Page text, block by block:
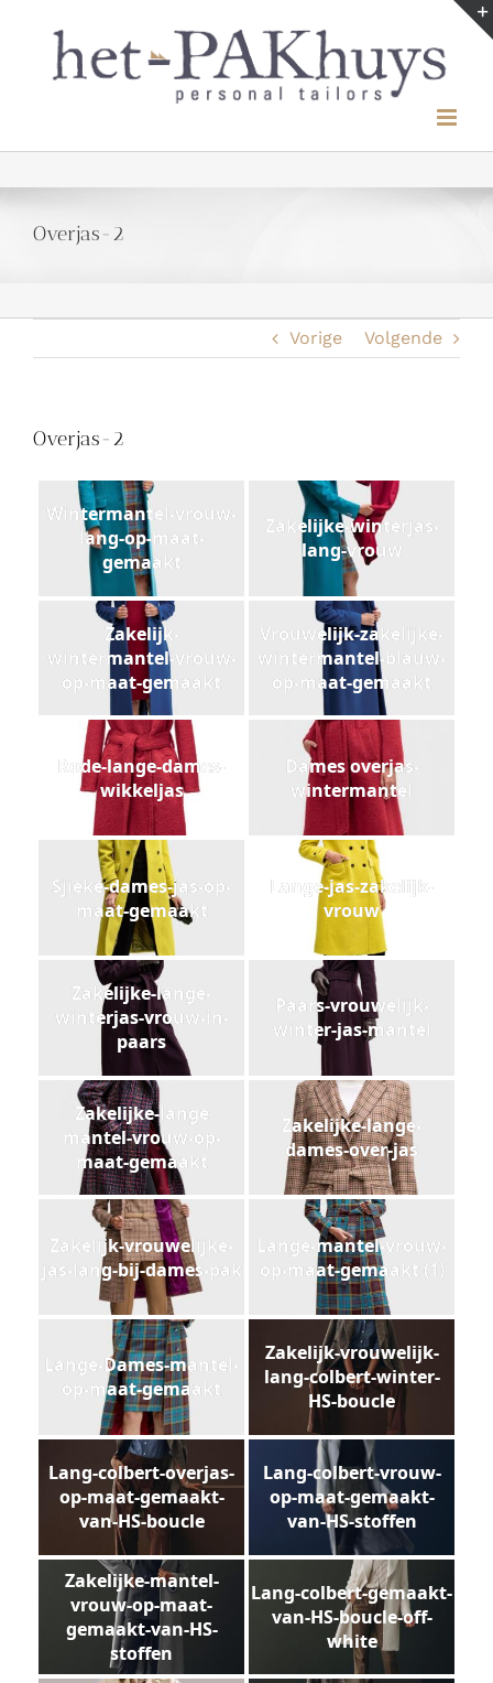
inhoud
Overjas-2
Vorige Volgende
Overjas-2
Wintermantel-vrouw-
lang-op-maat-
gemaakt
Zakelijke-winterjas-
lang-vrouw
Zakelijk-
wintermantel-vrouw-
op-maat-gemaakt
Vrouwelijk-zakelijke-
wintermantel-blauw-
op-maat-gemaakt
Rode-lange-dames-
wikkeljas
Dames overjas-
wintermantel
Sjieke-dames-jas-op-
maat-gemaakt
Lange-jas-zakelijk-
vrouw
Zakelijke-lange-
winterjas-vrouw-in-
paars
Paars-vrouwelijk-
winter-jas-mantel
Zakelijke-lange
mantel-vrouw-op-
maat-gemaakt
Zakelijke-lange-
dames-over-jas
Zakelijk-vrouwelijke-
jas-lang-bij-dames-pak
Lange-mantel-vrouw-
op-maat-gemaakt (1)
Lange-Dames-mantel-
op-maat-gemaakt
Zakelijk-vrouwelijk-
lang-colbert-winter-
HS-boucle
Lang-colbert-overjas-
op-maat-gemaakt-
van-HS-boucle
Lang-colbert-vrouw-
op-maat-gemaakt-
van-HS-stoffen
Zakelijke-mantel-
vrouw-op-maat-
gemaakt-van-HS-
stoffen
Lang-colbert-gemaakt-
van-HS-boucle-off-
white